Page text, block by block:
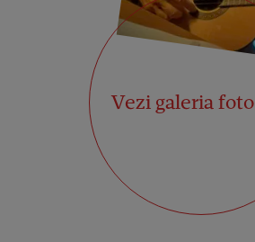
Vezi galeria foto